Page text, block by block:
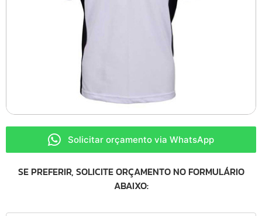
Solicitar orçamento via WhatsApp
SE PREFERIR, SOLICITE ORÇAMENTO NO FORMULÁRIO
ABAIXO: